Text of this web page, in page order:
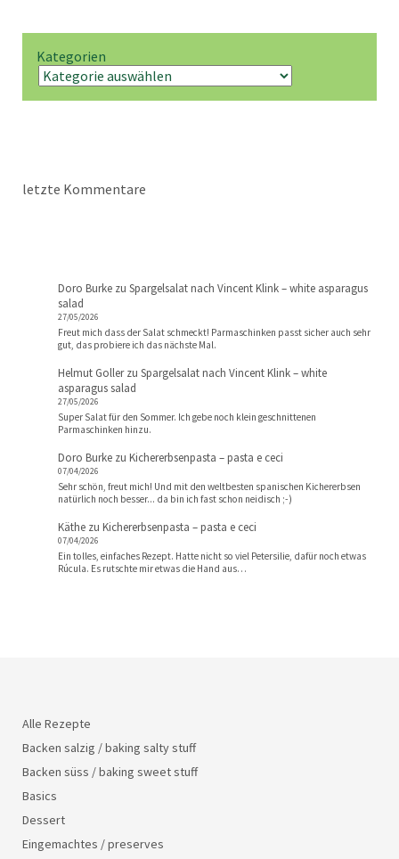
Kategorien
letzte Kommentare
Doro Burke zu Spargelsalat nach Vincent Klink – white asparagus
salad
27/05/2026
Freut mich dass der Salat schmeckt! Parmaschinken passt sicher auch sehr
gut, das probiere ich das nächste Mal.
Helmut Gollerzu Spargelsalat nach Vincent Klink – white
asparagus salad
27/05/2026
Super Salat für den Sommer. Ich gebe noch klein geschnittenen
Parmaschinken hinzu.
Doro Burke zu Kichererbsenpasta – pasta e ceci
07/04/2026
Sehr schön, freut mich! Und mit den weltbesten spanischen Kichererbsen
natürlich noch besser... da bin ich fast schon neidisch ;-)
Käthe zu Kichererbsenpasta – pasta e ceci
07/04/2026
Ein tolles, einfaches Rezept. Hatte nicht so viel Petersilie, dafür noch etwas
Rúcula. Es rutschte mir etwas die Hand aus…
Alle Rezepte
Backen salzig / baking salty stuff
Backen süss / baking sweet stuff
Basics
Dessert
Eingemachtes / preserves